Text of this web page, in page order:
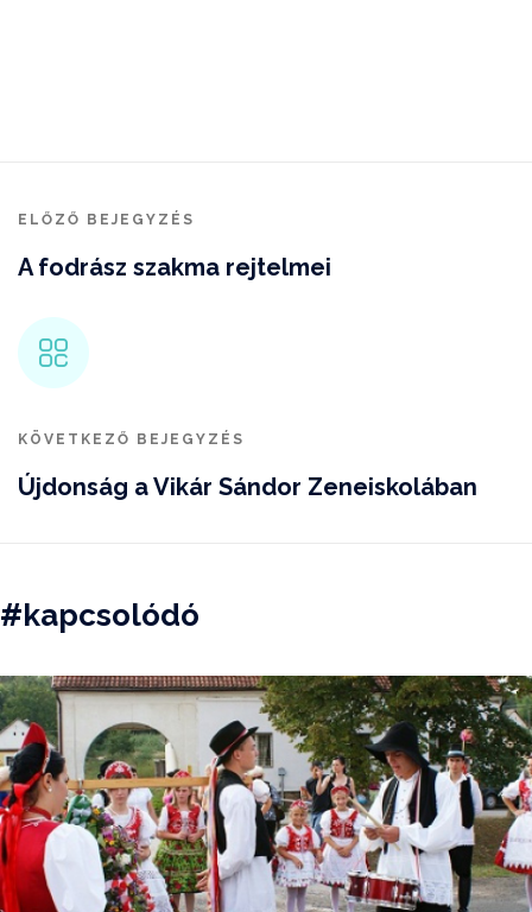
ELŐZŐ BEJEGYZÉS
A fodrász szakma rejtelmei
KÖVETKEZŐ BEJEGYZÉS
Újdonság a Vikár Sándor Zeneiskolában
#kapcsolódó